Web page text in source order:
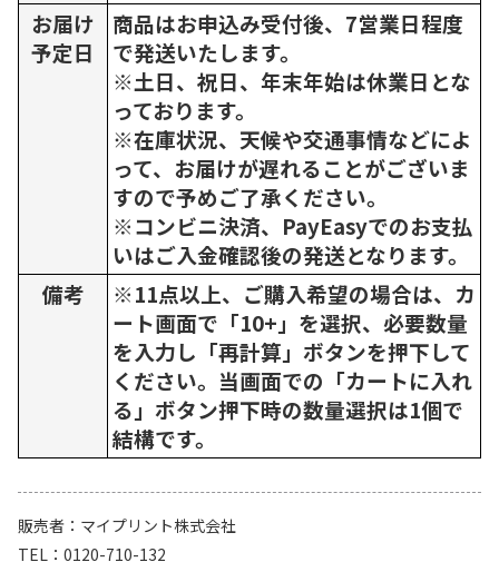
お届け
予定日
商品はお申込み受付後、7営業日程度
で発送いたします。
※土日、祝日、年末年始は休業日とな
っております。
※在庫状況、天候や交通事情などによ
って、お届けが遅れることがございま
すので予めご了承ください。
※コンビニ決済、PayEasyでのお支払
いはご入金確認後の発送となります。
備考
※11点以上、ご購入希望の場合は、カ
ート画面で「10+」を選択、必要数量
を入力し「再計算」ボタンを押下して
ください。当画面での「カートに入れ
る」ボタン押下時の数量選択は1個で
結構です。
販売者
マイプリント株式会社
TEL
0120-710-132